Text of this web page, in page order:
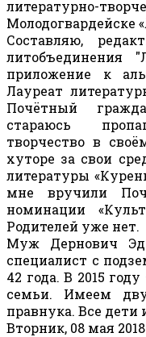
литературно-
Молодогвардейске
Составляю,
литобъединения
приложение к
Лауреат
Почётный
стараюсь
творчество в
хуторе за свои
литературы
мне вручили
номинации
Родителей уже нет.
Муж Дернович
специалист с
42 года. В 2015
семьи. Имеем
правнука. Все
Вторник, 08 мая 2018